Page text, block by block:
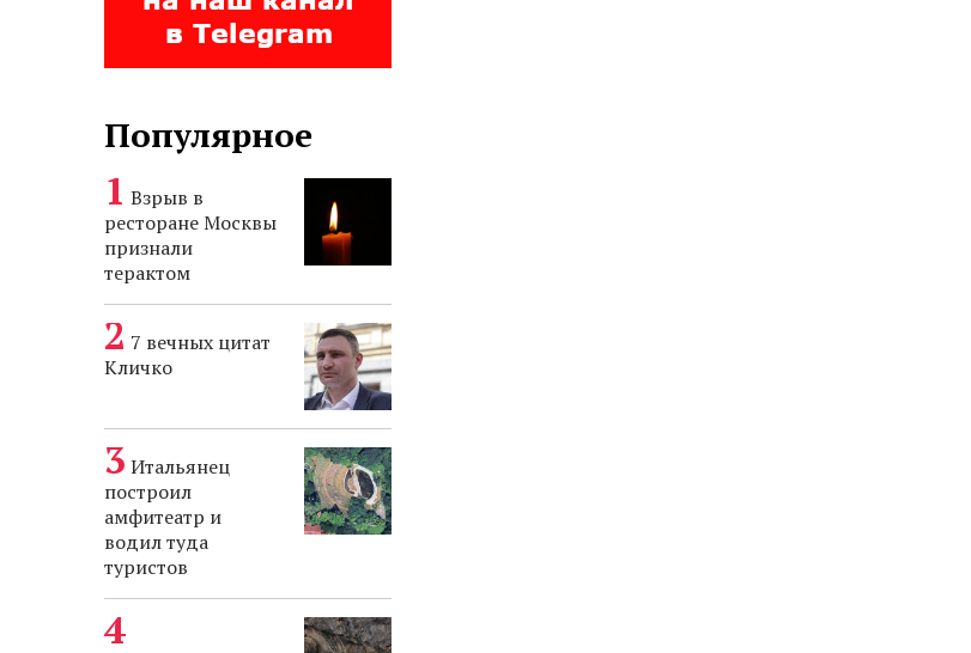
Популярное
Взрыв в
ресторане Москвы
признали
терактом
7 вечных цитат
Кличко
Итальянец
построил
амфитеатр и
водил туда
туристов